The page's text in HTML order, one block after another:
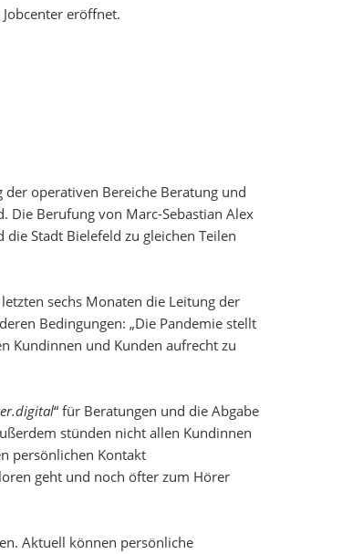
eröffnet.
der operativen Bereiche Beratung und
Die Berufung von Marc-Sebastian Alex
Stadt Bielefeld zu gleichen Teilen
sechs Monaten die Leitung der
Bedingungen: „Die Pandemie stellt
Kundinnen und Kunden aufrecht zu
“ für Beratungen und die Abgabe
stünden nicht allen Kundinnen
persönlichen Kontakt
geht und noch öfter zum Hörer
Aktuell können persönliche